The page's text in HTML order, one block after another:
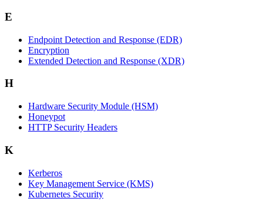
E
Endpoint Detection and Response (EDR)
Encryption
Extended Detection and Response (XDR)
H
Hardware Security Module (HSM)
Honeypot
HTTP Security Headers
K
Kerberos
Key Management Service (KMS)
Kubernetes Security